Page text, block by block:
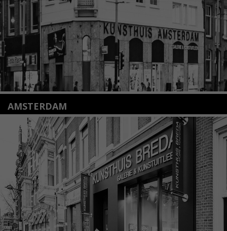
Lees meer
AMSTERDAM
Amstelveenseweg 135
1075 VX Amsterdam
+31 (0)20 2332546
info@kunsthuisamsterdam.nl
Lees meer